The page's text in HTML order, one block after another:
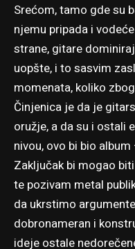
Srećom, tamo gde su
njemu pripada i
strane, gitare
uopšte, i to sasvim
momenata, koliko
Činjenica je da je
oružje, a da su i ostali
nivou, ovo bi bio album
Zaključak bi mogao
te pozivam metal
da ukrstimo
dobronameran i
ideje ostale